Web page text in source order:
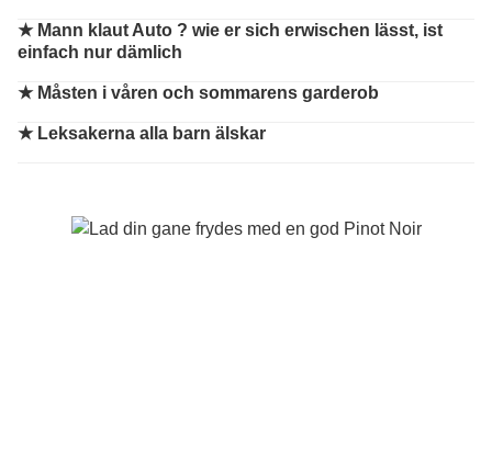
★ Mann klaut Auto ? wie er sich erwischen lässt, ist
einfach nur dämlich
★ Måsten i våren och sommarens garderob
★ Leksakerna alla barn älskar